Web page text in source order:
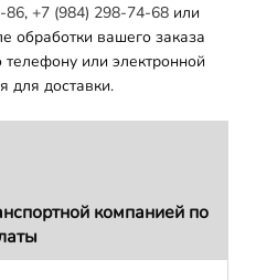
86, +7 (984) 298-74-68 или
обработки вашего заказа
или электронной
для доставки.
компанией по